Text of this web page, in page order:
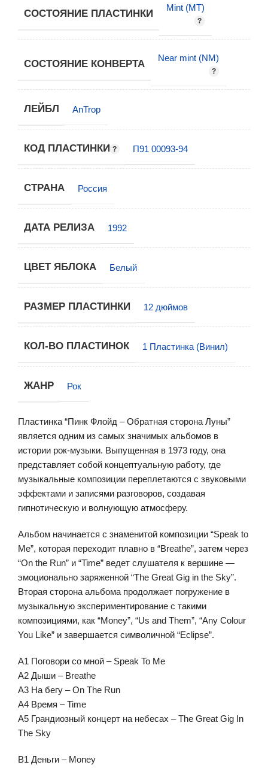
СОСТОЯНИЕ ПЛАСТИНКИ
Mint (MT)
СОСТОЯНИЕ КОНВЕРТА
Near mint (NM)
ЛЕЙБЛ AnTrop
КОД ПЛАСТИНКИ П91 00093-94
СТРАНА Россия
ДАТА РЕЛИЗА 1992
ЦВЕТ ЯБЛОКА Белый
РАЗМЕР ПЛАСТИНКИ 12 дюймов
КОЛ-ВО ПЛАСТИНОК 1 Пластинка (Винил)
ЖАНР Рок
Пластинка “Пинк Флойд – Обратная сторона Луны”
является одним из самых значимых альбомов в
истории рок-музыки. Выпущенная в 1973 году, она
представляет собой концептуальную работу, где
музыкальные композиции переплетаются с звуковыми
эффектами и записями разговоров, создавая
гипнотическую и волнующую атмосферу.
Альбом начинается с знаменитой композиции “Speak to
Me”, которая переходит плавно в “Breathe”, затем через
“On the Run” и “Time” ведет слушателя к вершине —
эмоционально заряженной “The Great Gig in the Sky”.
Вторая сторона альбома продолжает погружение в
музыкальную экспериментирование с такими
композициями, как “Money”, “Us and Them”, “Any Colour
You Like” и завершается символичной “Eclipse”.
A1 Поговори со мной – Speak To Me
A2 Дыши – Breathe
A3 На бегу – On The Run
A4 Время – Time
A5 Грандиозный концерт на небесах – The Great Gig In
The Sky
B1 Деньги – Money